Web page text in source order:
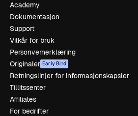
Academy
Dokumentasjon
Support
Vilkår for bruk
Personvernerklæring
Originaler Early Bird
Retningslinjer for informasjonskapsler
Tillitssenter
Affiliates
For bedrifter